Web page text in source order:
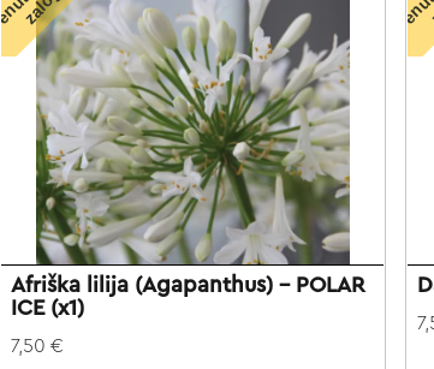
Afriška lilija (Agapanthus) - POLAR
ICE (x1)
7,50 €